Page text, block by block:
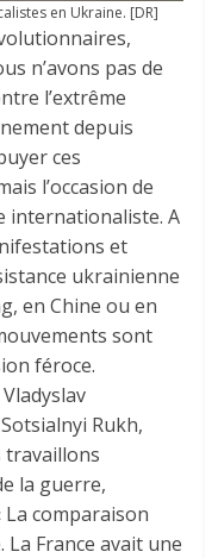
en Ukraine. [DR]
n’avons pas de
l’extrême
depuis
ces
l’occasion de
internationaliste. A
et
ukrainienne
en Chine ou en
sont
féroce.
Rukh,
travaillons
la guerre,
comparaison
La France avait une